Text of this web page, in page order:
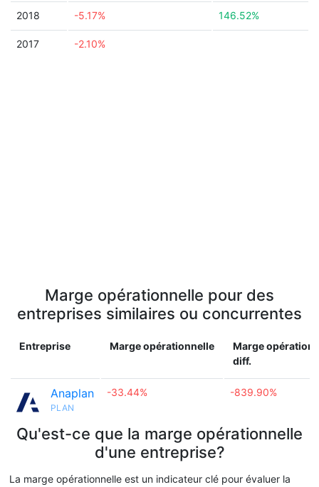
2018 -5.17% 146.52%
2017 -2.10%
Marge opérationnelle pour des
entreprises similaires ou concurrentes
Entreprise Marge opérationnelle
Marge
diff.
Anaplan
PLAN
-33.44% -839.90%
Qu'est-ce que la marge opérationnelle
d'une entreprise?
La marge opérationnelle est un indicateur clé pour évaluer la